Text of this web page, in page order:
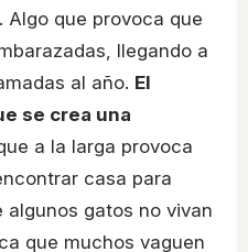
Algo que provoca que
llegando a
al año. El
se crea una
a la larga provoca
casa para
gatos no vivan
que muchos vaguen